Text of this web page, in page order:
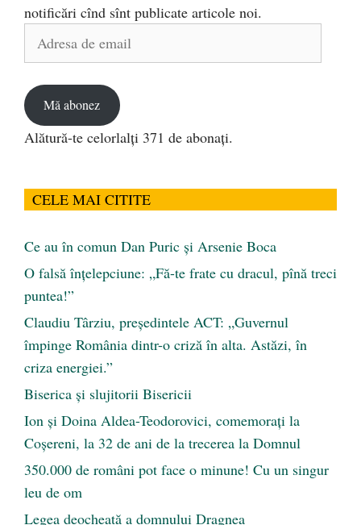
notificări cînd sînt publicate articole noi.
Mă abonez
Alătură-te celorlalți 371 de abonați.
CELE MAI CITITE
Ce au în comun Dan Puric şi Arsenie Boca
O falsă înțelepciune: „Fă-te frate cu dracul, pînă treci
puntea!”
Claudiu Târziu, președintele ACT: „Guvernul
împinge România dintr-o criză în alta. Astăzi, în
criza energiei.”
Biserica și slujitorii Bisericii
Ion și Doina Aldea-Teodorovici, comemorați la
Coșereni, la 32 de ani de la trecerea la Domnul
350.000 de români pot face o minune! Cu un singur
leu de om
Legea deocheată a domnului Dragnea